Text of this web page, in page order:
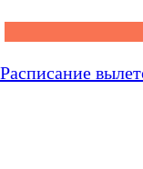
Расписание